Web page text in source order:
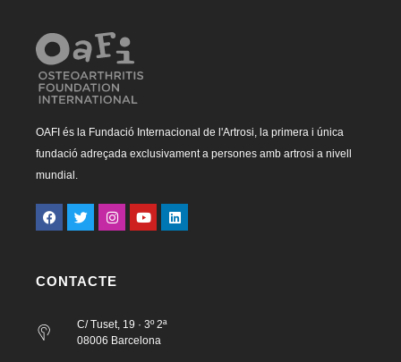
OAFI és la Fundació Internacional de l'Artrosi, la primera i única
fundació adreçada exclusivament a persones amb artrosi a nivell
mundial.
CONTACTE
C/ Tuset, 19 · 3º 2ª
08006 Barcelona